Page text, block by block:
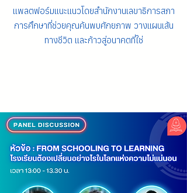
แพลตฟอร์มแนะแนวโดยสำนักงานเลขาธิการสภา
การศึกษาที่ช่วยคุณค้นพบศักยภาพ วางแผนเส้น
ทางชีวิต และก้าวสู่อนาคตที่ใช่